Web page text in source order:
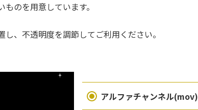
のを用意しています。
、不透明度を調節してご利用ください。
アルファチャンネル(mov)